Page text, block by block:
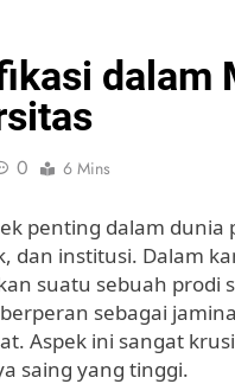
dalam
0 6 Mins
penting dalam
dan institusi. Dalam
suatu sebuah prodi
sebagai
Aspek ini sangat
saing yang tinggi.